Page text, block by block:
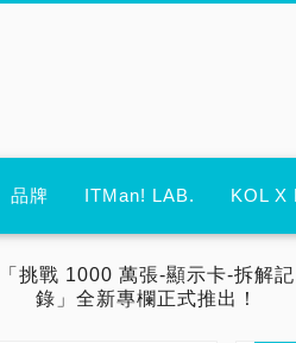
品牌 ITMan! LAB. KOL X
「挑戰 1000 萬張-顯示卡-拆解記
錄」全新專欄正式推出！